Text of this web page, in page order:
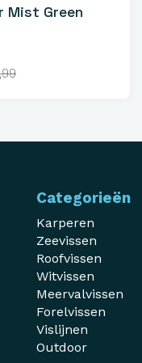
Mist Green
Categorieën
Karperen
Zeevissen
Roofvissen
Witvissen
Meervalvissen
Forelvissen
Vislijnen
Outdoor